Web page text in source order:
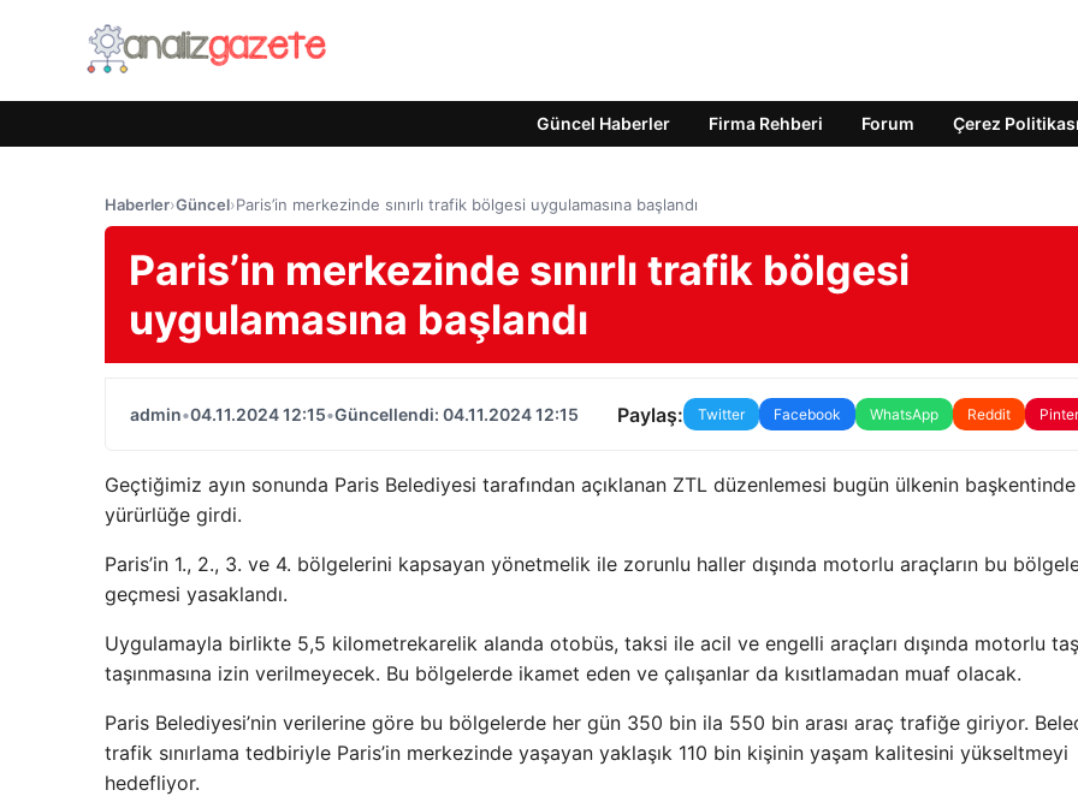
Güncel Haberler Firma Rehberi Forum Çerez Politikası
Haberler›Güncel›Paris’in merkezinde sınırlı trafik bölgesi uygulamasına başlandı
Paris’in merkezinde sınırlı trafik bölgesi
uygulamasına başlandı
admin•04.11.2024 12:15•Güncellendi: 04.11.2024 12:15 Paylaş: Twitter Facebook WhatsApp Reddit
Geçtiğimiz ayın sonunda Paris Belediyesi tarafından açıklanan ZTL düzenlemesi bugün ülkenin başkentinde
yürürlüğe girdi.
Paris’in 1., 2., 3. ve 4. bölgelerini kapsayan yönetmelik ile zorunlu haller dışında motorlu araçların bu
geçmesi yasaklandı.
Uygulamayla birlikte 5,5 kilometrekarelik alanda otobüs, taksi ile acil ve engelli araçları dışında motorlu
taşınmasına izin verilmeyecek. Bu bölgelerde ikamet eden ve çalışanlar da kısıtlamadan muaf olacak.
Paris Belediyesi’nin verilerine göre bu bölgelerde her gün 350 bin ila 550 bin arası araç trafiğe giriyor.
trafik sınırlama tedbiriyle Paris’in merkezinde yaşayan yaklaşık 110 bin kişinin yaşam kalitesini yükseltmeyi
hedefliyor.